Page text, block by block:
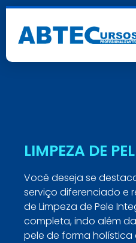
LIMPEZA DE
Você deseja se
serviço diferenciado e
de Limpeza de Pele
completa, indo além
pele de forma holística